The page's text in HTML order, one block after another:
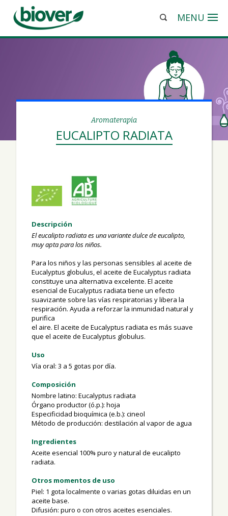
MENU
Aromaterapia
EUCALIPTO RADIATA
Descripción
El eucalipto radiata es una variante dulce de eucalipto,
muy apta para los niños.
Para los niños y las personas sensibles al aceite de
Eucalyptus globulus, el aceite de Eucalyptus radiata
constituye una alternativa excelente. El aceite
esencial de Eucalyptus radiata tiene un efecto
suavizante sobre las vías respiratorias y libera la
respiración. Ayuda a reforzar la inmunidad natural y
purifica
el aire. El aceite de Eucalyptus radiata es más suave
que el aceite de Eucalyptus globulus.
Uso
Vía oral: 3 a 5 gotas por día.
Composición
Nombre latino: Eucalyptus radiata
Órgano productor (ó.p.): hoja
Especificidad bioquímica (e.b.): cineol
Método de producción: destilación al vapor de agua
Ingredientes
Aceite esencial 100% puro y natural de eucalipto
radiata.
Otros momentos de uso
Piel: 1 gota localmente o varias gotas diluidas en un
aceite base.
Difusión: puro o con otros aceites esenciales.